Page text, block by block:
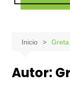
Inicio
Autor: